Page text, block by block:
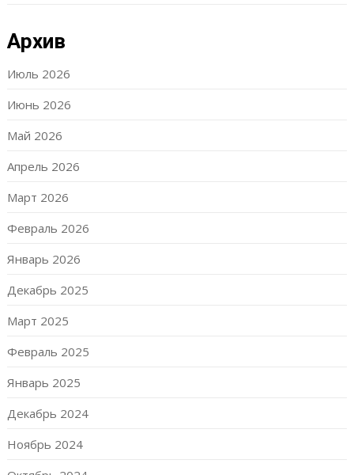
Архив
Июль 2026
Июнь 2026
Май 2026
Апрель 2026
Март 2026
Февраль 2026
Январь 2026
Декабрь 2025
Март 2025
Февраль 2025
Январь 2025
Декабрь 2024
Ноябрь 2024